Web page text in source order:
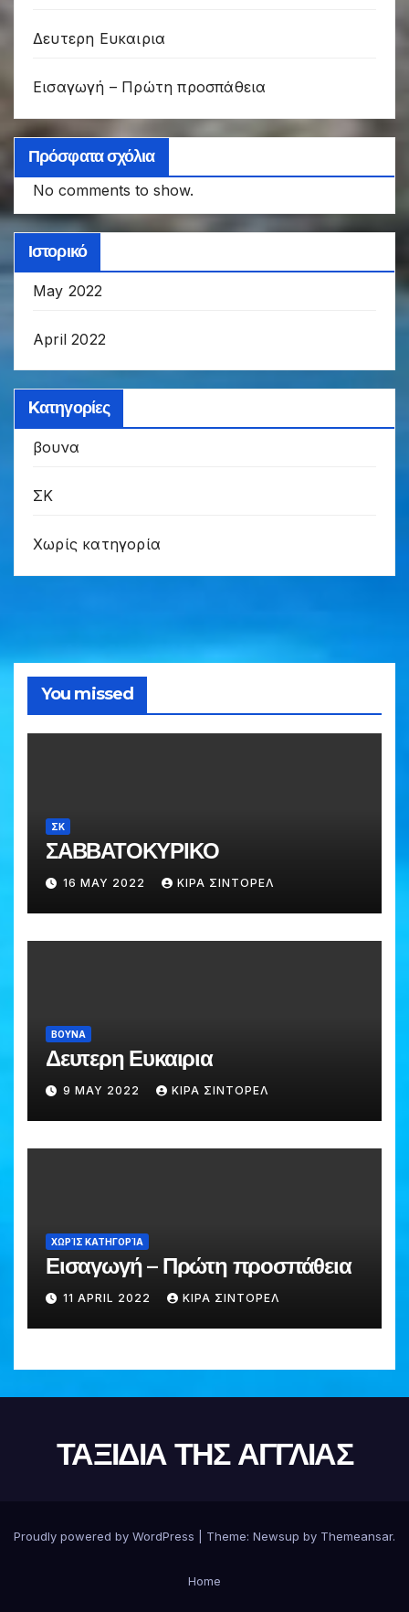
Δευτερη Ευκαιρια
Εισαγωγή – Πρώτη προσπάθεια
Πρόσφατα σχόλια
No comments to show.
Ιστορικό
May 2022
April 2022
Kατηγορίες
βουνα
ΣΚ
Χωρίς κατηγορία
You missed
ΣΚ
ΣΑΒΒΑΤΟΚΥΡΙΚΟ
16 MAY 2022 ΚΙΡΑ ΣΙΝΤΟΡΕΛ
ΒΟΥΝΑ
Δευτερη Ευκαιρια
9 MAY 2022 ΚΙΡΑ ΣΙΝΤΟΡΕΛ
ΧΩΡΊΣ ΚΑΤΗΓΟΡΊΑ
Εισαγωγή – Πρώτη προσπάθεια
11 APRIL 2022 ΚΙΡΑ ΣΙΝΤΟΡΕΛ
ΤΑΞΙΔΙΑ ΤΗΣ ΑΓΓΛΙΑΣ
Proudly powered by WordPress Theme: Newsup by Themeansar.
Home